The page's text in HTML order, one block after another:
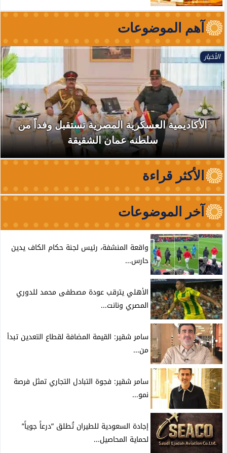
آهم الموضوعات
الأخبار
الأكاديمية العسكرية المصرية تستقبل وفداً من
سلطنه عمان الشقيقة
الأكثر قراءة
آخر الموضوعات
واقعة المنشفة، رئيس لجنة حكام الكاف يدين
حارس...
الأهلي يترقب عودة مصطفى محمد للدوري
المصري ونانت...
سامر شقير: القيمة المضافة لقطاع التعدين تبدأ
من...
سامر شقير: فجوة التبادل التجاري تمثل فرصة
نمو...
إجادة السعودية للطيران تُطلق ”درعاً جوياً”
لحماية المحاصيل...